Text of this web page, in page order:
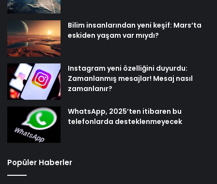
Bilim insanlarından yeni keşif: Mars’ta
eskiden yaşam var mıydı?
Instagram yeni özelliğini duyurdu:
Zamanlanmış mesajlar! Mesaj nasıl
zamanlanır?
WhatsApp, 2025’ten itibaren bu
telefonlarda desteklenmeyecek
Popüler Haberler